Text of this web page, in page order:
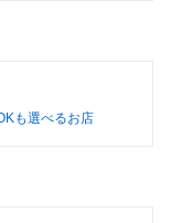
も選べるお店